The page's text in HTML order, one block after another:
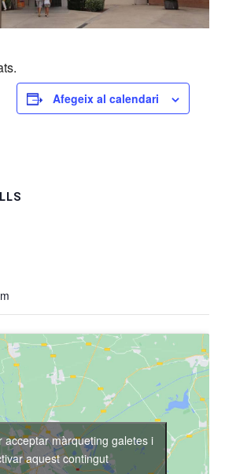
Afegeix al calendari
acceptar màrqueting galetes i
aquest contingut